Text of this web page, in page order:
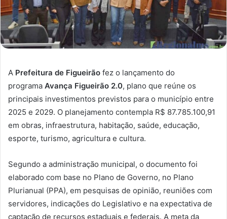
A Prefeitura de Figueirão fez o lançamento do
programa Avança Figueirão 2.0, plano que reúne os
principais investimentos previstos para o município entre
2025 e 2029. O planejamento contempla R$ 87.785.100,91
em obras, infraestrutura, habitação, saúde, educação,
esporte, turismo, agricultura e cultura.
Segundo a administração municipal, o documento foi
elaborado com base no Plano de Governo, no Plano
Plurianual (PPA), em pesquisas de opinião, reuniões com
servidores, indicações do Legislativo e na expectativa de
captação de recursos estaduais e federais. A meta da